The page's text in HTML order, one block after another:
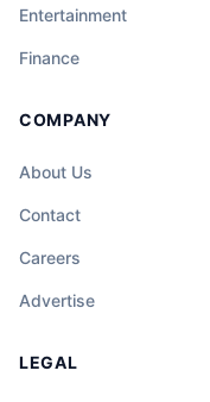
Entertainment
Finance
COMPANY
About Us
Contact
Careers
Advertise
LEGAL